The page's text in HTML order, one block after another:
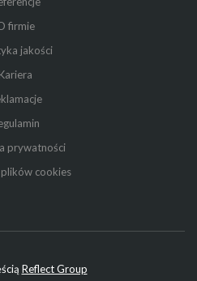
firmie
jakości
Kariera
prywatności
cookies
Reflect Group